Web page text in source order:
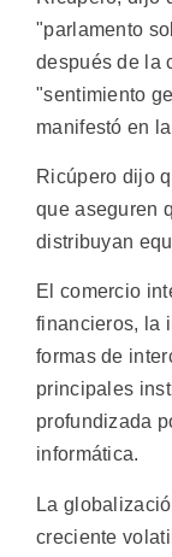
"parlamento
después de la
"sentimiento
manifestó en
Ricúpero dijo
que aseguren
distribuyan
El comercio
financieros, la
formas de
principales
profundizada
informática.
La
creciente